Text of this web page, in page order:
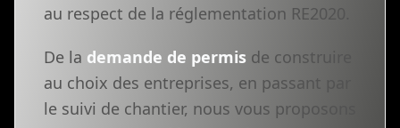
au respect de la réglementation RE2020.
De la demande de permis de construire
au choix des entreprises, en passant par
le suivi de chantier, nous vous proposons